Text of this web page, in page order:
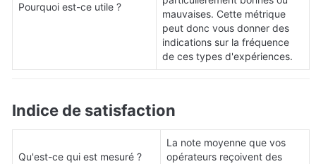
Pourquoi est-ce utile ?
mauvaises. Cette métrique
peut donc vous donner des
indications sur la fréquence
de ces types d'expériences.
Indice de satisfaction
Qu'est-ce qui est mesuré ?
La note moyenne que vos
opérateurs reçoivent des